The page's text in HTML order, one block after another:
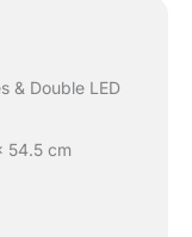
& Double LED
54.5 cm